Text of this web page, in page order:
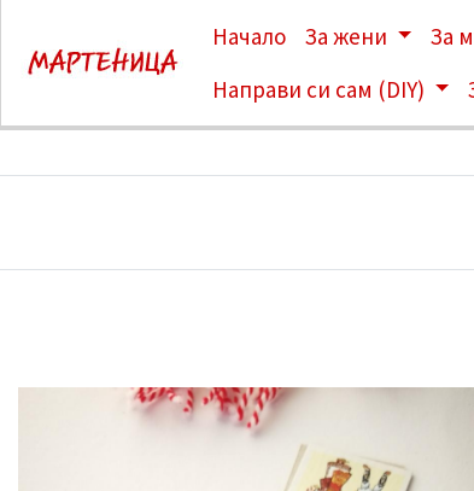
Начало За жени За
Направи си сам (DIY)